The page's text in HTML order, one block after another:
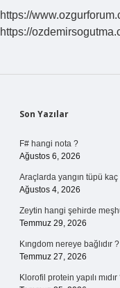
https://
https://
Sidebar
Son Yazılar
F# hangi nota ?
Ağustos 6, 2026
Araçlarda yangın tüpü kaç
Ağustos 4, 2026
Zeytin hangi şehirde
Temmuz 29, 2026
Kıngdom nereye bağlıdır ?
Temmuz 27, 2026
Klorofil protein yapılı mıdır